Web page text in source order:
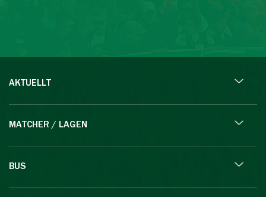
AKTUELLT
MATCHER / LAGEN
BUS